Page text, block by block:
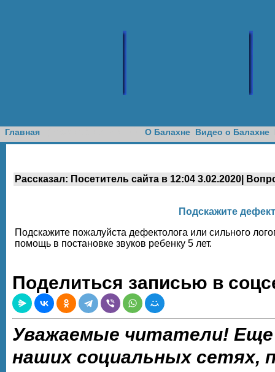
Главная О Балахне Видео о Балахне
Рассказал: Посетитель сайта в 12:04 3.02.2020|
Подскажите
Подскажите пожалуйста дефектолога или сильного
помощь в постановке звуков ребенку 5 лет.
Поделиться записью в
Уважаемые читатели!
наших социальных сетях,